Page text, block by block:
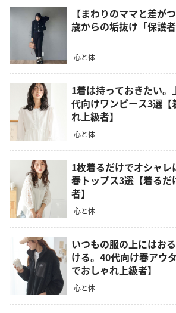
【まわりのママと差が
歳からの垢抜け「保護
心と体
1着は持っておきたい
代向けワンピース3選【
れ上級者】
心と体
1枚着るだけでオシャレ
春トップス3選【着るだ
者】
心と体
いつもの服の上にはお
ける。40代向け春アウ
でおしゃれ上級者】
心と体